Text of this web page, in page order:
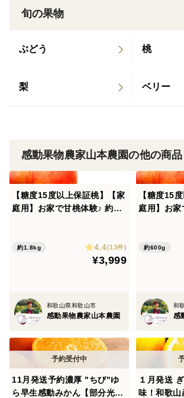
思い、訳あり傷桃も販売となりました。
30年余の栽培の試行錯誤の末、4つの
【ミネラルBM農法】
感動果物農家山本農園は、酸化鉄を多
の高い赤土土壌です。かなり栄養があ
栽培すると、メタボ果物という、しま
の栄養を分解する力を意図的にコント
に栄養が必要な時期に徹底的に吸収さ
り豊かなおいしさを育むことができま
【除草剤使わず、草生栽培】
土壌微生物の活動に着目している栽培
まう除草剤はもってのほかです。雑草
旬の果物
ぶどう 桃
梨 ベリー
感動果物農家山本農園の他の商品
【糖度15度以上保証桃】【家
庭用】お家で甘桃体験♪ 約1.8
約1.8kg 4.4(13件)
¥3,999
和歌山県和歌山市
感動果物農家山本農園
【糖度15
庭用】お
約600g
和
感
11月発送予約濃厚 "ちび"ゆ
ら早生感動みかん【部分光セ
１月発送
味！和歌山